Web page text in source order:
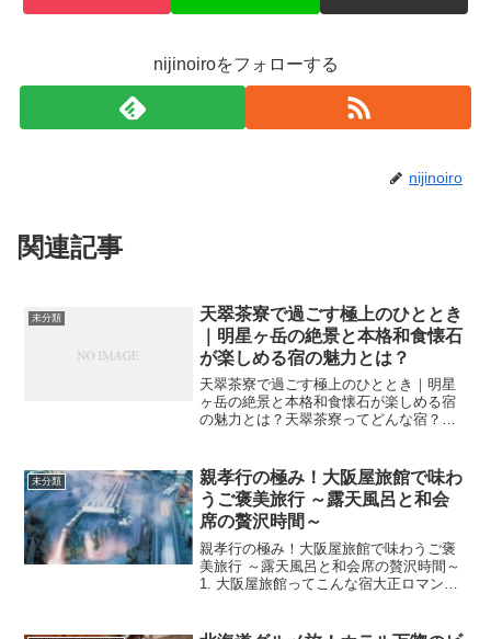
nijinoiroをフォローする
nijinoiro
関連記事
未分類
天翠茶寮で過ごす極上のひととき
｜明星ヶ岳の絶景と本格和食懐石
が楽しめる宿の魅力とは？
天翠茶寮で過ごす極上のひととき｜明星
ヶ岳の絶景と本格和食懐石が楽しめる宿
の魅力とは？天翠茶寮ってどんな宿？箱
まさに“大人の隠れ家”。明星ヶ岳の雄大な
景色が目の前に広がり...
未分類
親孝行の極み！大阪屋旅館で味わ
うご褒美旅行 ～露天風呂と和会
席の贅沢時間～
親孝行の極み！大阪屋旅館で味わうご褒
美旅行 ～露天風呂と和会席の贅沢時間～
1. 大阪屋旅館ってこんな宿大正ロマン薫